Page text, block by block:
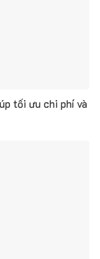
tối ưu chi phí và